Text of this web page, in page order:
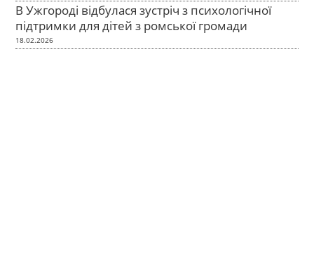
В Ужгороді відбулася зустріч з психологічної
підтримки для дітей з ромської громади
18.02.2026